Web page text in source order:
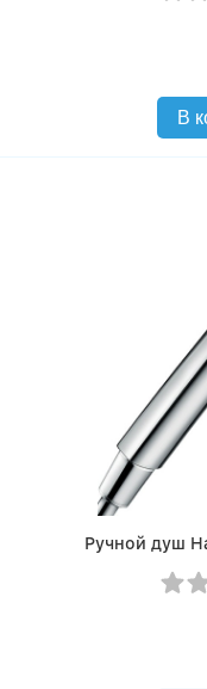
В
Ручной душ